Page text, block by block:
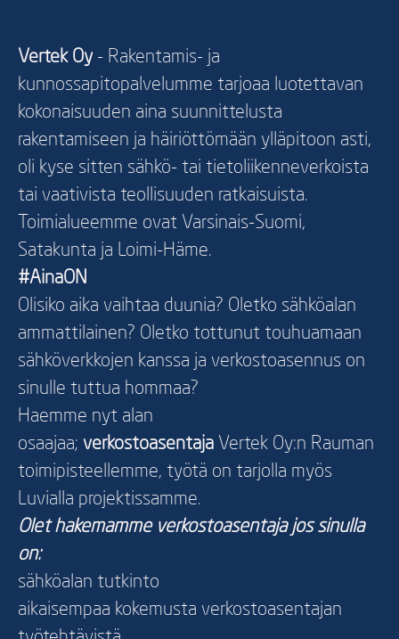
Vertek Oy - Rakentamis- ja
kunnossapitopalvelumme tarjoaa luotettavan
kokonaisuuden aina suunnittelusta
rakentamiseen ja häiriöttömään ylläpitoon asti,
oli kyse sitten sähkö- tai tietoliikenneverkoista
tai vaativista teollisuuden ratkaisuista.
Toimialueemme ovat Varsinais-Suomi,
Satakunta ja Loimi-Häme.
#AinaON
Olisiko aika vaihtaa duunia? Oletko sähköalan
ammattilainen? Oletko tottunut touhuamaan
sähköverkkojen kanssa ja verkostoasennus on
sinulle tuttua hommaa?
Haemme nyt alan
osaajaa; verkostoasentaja Vertek Oy:n Rauman
toimipisteellemme, työtä on tarjolla myös
Luvialla projektissamme.
Olet hakemamme verkostoasentaja jos sinulla
on:
sähköalan tutkinto
aikaisempaa kokemusta verkostoasentajan